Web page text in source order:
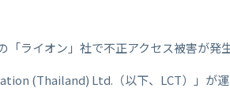
ライオン」社で不正アクセス被害が発
(Thailand) Ltd.（以下、LCT）」が